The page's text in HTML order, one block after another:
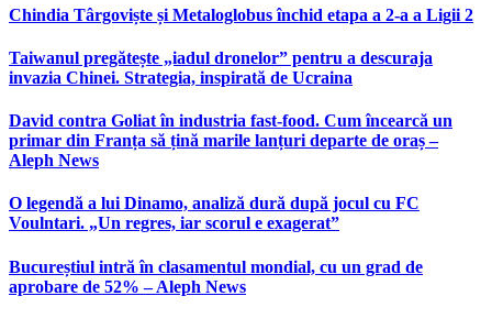
Chindia Târgoviște și Metaloglobus închid etapa a 2-a a Ligii 2
Taiwanul pregătește „iadul dronelor” pentru a descuraja
invazia Chinei. Strategia, inspirată de Ucraina
David contra Goliat în industria fast-food. Cum încearcă un
primar din Franța să țină marile lanțuri departe de oraș –
Aleph News
O legendă a lui Dinamo, analiză dură după jocul cu FC
Voulntari. „Un regres, iar scorul e exagerat”
Bucureștiul intră în clasamentul mondial, cu un grad de
aprobare de 52% – Aleph News